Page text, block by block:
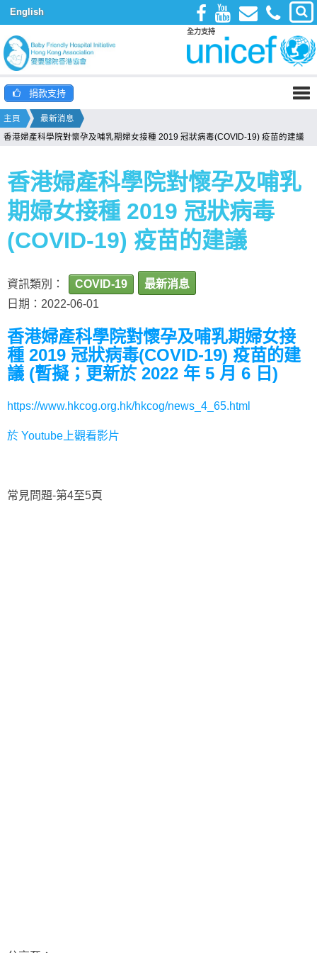
English
全力支持
捐款支持
主頁 最新消息
香港婦產科學院對懷孕及哺乳期婦女接種 2019 冠狀病毒(COVID-19) 疫苗的建議
香港婦產科學院對懷孕及哺乳
期婦女接種 2019 冠狀病毒
(COVID-19) 疫苗的建議
資訊類別： COVID-19
最新消息
日期：2022-06-01
香港婦產科學院對懷孕及哺乳期婦女接
種 2019 冠狀病毒(COVID-19) 疫苗的建
議 (暫擬；更新於 2022 年 5 月 6 日)
https://www.hkcog.org.hk/hkcog/news_4_65.html
於 Youtube 上觀看影片
常見問題-第4至5頁